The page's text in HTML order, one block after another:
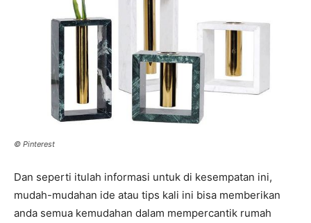
© Pinterest
Dan seperti itulah informasi untuk di kesempatan ini,
mudah-mudahan ide atau tips kali ini bisa memberikan
anda semua kemudahan dalam mempercantik rumah